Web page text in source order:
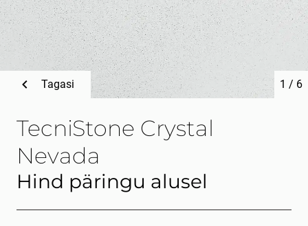
TecniStone Crystal
Nevada
Hind päringu alusel
1 / 6
Tagasi